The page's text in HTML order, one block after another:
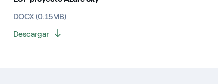
DOCX (0.15MB)
Descargar